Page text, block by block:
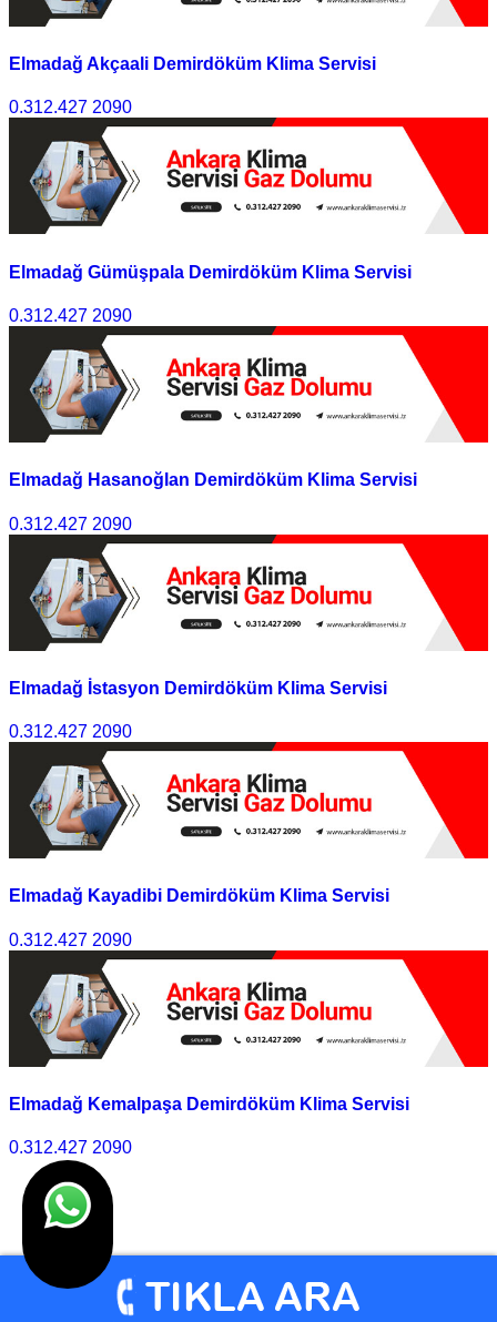
Elmadağ Akçaali Demirdöküm Klima Servisi
0.312.427 2090
Elmadağ Gümüşpala Demirdöküm Klima Servisi
0.312.427 2090
Elmadağ Hasanoğlan Demirdöküm Klima Servisi
0.312.427 2090
Elmadağ İstasyon Demirdöküm Klima Servisi
0.312.427 2090
Elmadağ Kayadibi Demirdöküm Klima Servisi
0.312.427 2090
Elmadağ Kemalpaşa Demirdöküm Klima Servisi
0.312.427 2090
1
2
>>
© Klima Servisi Ankara 2010 - 2025 I Tasarım